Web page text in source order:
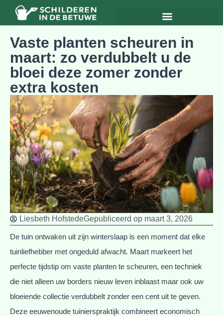
Vaste planten scheuren in
maart: zo verdubbelt u de
bloei deze zomer zonder
extra kosten
Liesbeth HofstedeGepubliceerd op maart 3, 2026
De tuin ontwaken uit zijn winterslaap is een moment dat elke
tuinliefhebber met ongeduld afwacht. Maart markeert het
perfecte tijdstip om vaste planten te scheuren, een techniek
die niet alleen uw borders nieuw leven inblaast maar ook uw
bloeiende collectie verdubbelt zonder een cent uit te geven.
Deze eeuwenoude tuinierspraktijk combineert economisch